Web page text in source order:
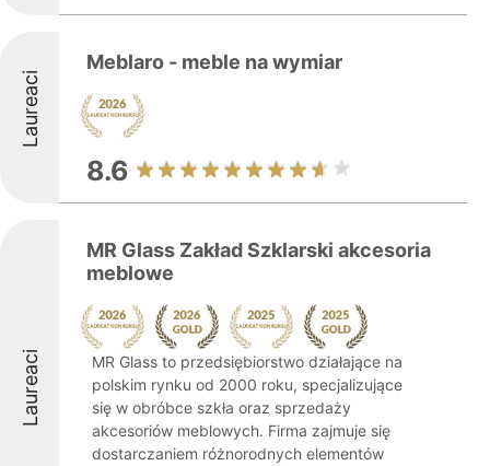
Laureaci
Meblaro - meble na wymiar
8.6
Laureaci
MR Glass Zakład Szklarski akcesoria
meblowe
MR Glass to przedsiębiorstwo działające na
polskim rynku od 2000 roku, specjalizujące
się w obróbce szkła oraz sprzedaży
akcesoriów meblowych. Firma zajmuje się
dostarczaniem różnorodnych elementów